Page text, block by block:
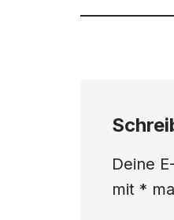
Deine
mit *